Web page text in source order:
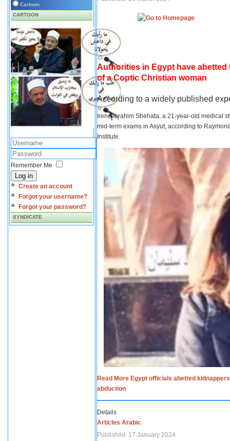
Cartoon
CARTOON
Remember Me
Log in
Create an account
Forgot your username?
Forgot your password?
SYNDICATE
Authorities in Egypt have
of a Coptic Christian woman
According to a widely published
Irene Ibrahim Shehata, a 21-year-old medical
mid-term exams in Asyut, according to
Institute.
Read More Egypt officials abetted
abduction
Details
Articles Arabic
Published: 17 January 2024